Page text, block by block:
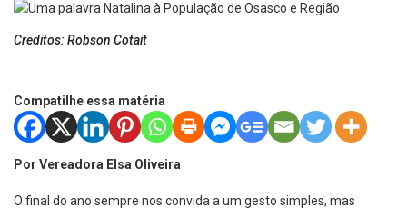
Creditos: Robson Cotait
Compatilhe essa matéria
Por Vereadora Elsa Oliveira
O final do ano sempre nos convida a um gesto simples, mas